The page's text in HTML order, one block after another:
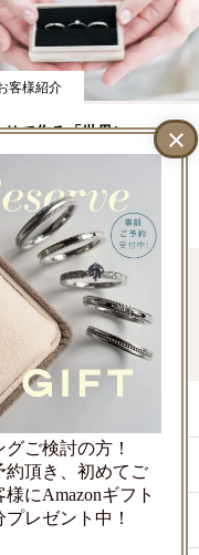
客様紹介
りで作る「世界に一つだ
せ
ご検討の方！
約頂き、初めてご
にAmazonギフト
プレゼント中！